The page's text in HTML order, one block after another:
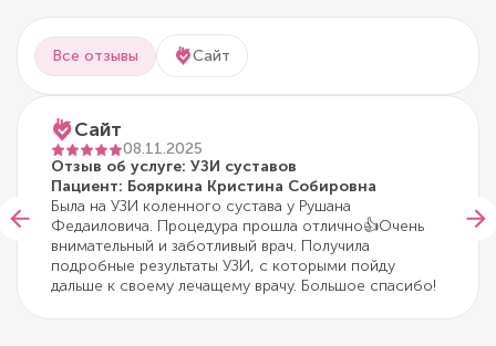
Все отзывы Сайт
Сайт
08.11.2025
Отзыв об услуге: УЗИ суставов
Пациент: Бояркина Кристина Собировна
Была на УЗИ коленного сустава у Рушана
Федаиловича. Процедура прошла отлично👍Очень
внимательный и заботливый врач. Получила
подробные результаты УЗИ, с которыми пойду
дальше к своему лечащему врачу. Большое спасибо!